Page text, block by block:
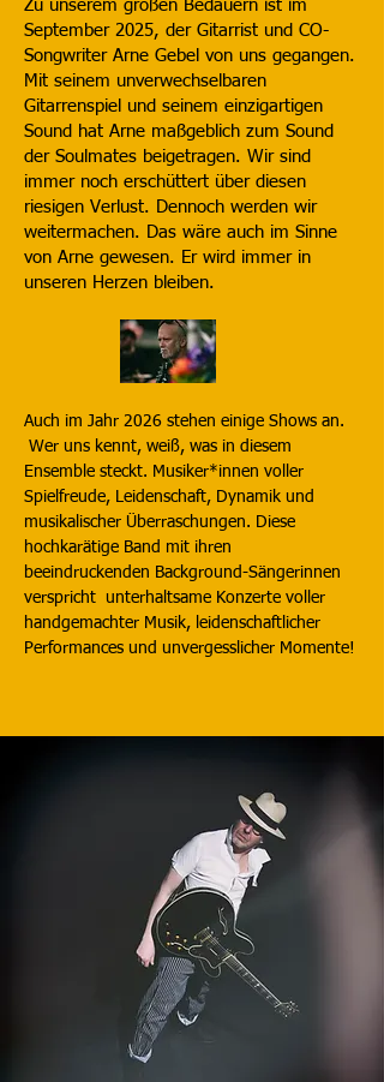
Zu unserem großen Bedauern ist im
September 2025, der Gitarrist und CO-
Songwriter Arne Gebel von uns gegangen.
Mit seinem unverwechselbaren
Gitarrenspiel und seinem einzigartigen
Sound hat Arne maßgeblich zum Sound
der Soulmates beigetragen. Wir sind
immer noch erschüttert über diesen
riesigen Verlust. Dennoch werden wir
weitermachen. Das wäre auch im Sinne
von Arne gewesen. Er wird immer in
unseren Herzen bleiben.
Auch im Jahr 2026 stehen einige Shows an.
Wer uns kennt, weiß, was in diesem
Ensemble steckt. Musiker*innen voller
Spielfreude, Leidenschaft, Dynamik und
musikalischer Überraschungen. Diese
hochkarätige Band mit ihren
beeindruckenden Background-Sängerinnen
verspricht unterhaltsame Konzerte voller
handgemachter Musik, leidenschaftlicher
Performances und unvergesslicher Momente!